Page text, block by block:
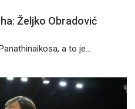
Željko Obradović
a to je...